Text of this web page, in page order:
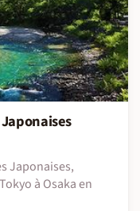
Japonaises,
à Osaka en